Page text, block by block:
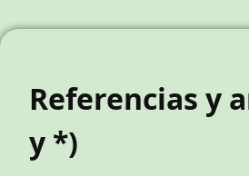
Referencias y
y *)